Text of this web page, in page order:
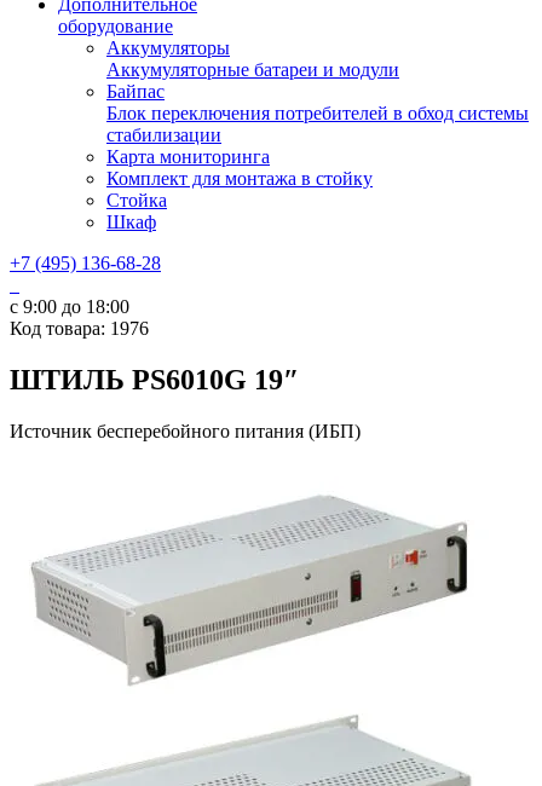
Дополнительное
оборудование
Аккумуляторы
Аккумуляторные батареи и модули
Байпас
Блок переключения потребителей в обход системы
стабилизации
Карта мониторинга
Комплект для монтажа в стойку
Стойка
Шкаф
+7 (495) 136-68-28
с 9:00 до 18:00
Код товара: 1976
ШТИЛЬ PS6010G 19″
Источник бесперебойного питания (ИБП)